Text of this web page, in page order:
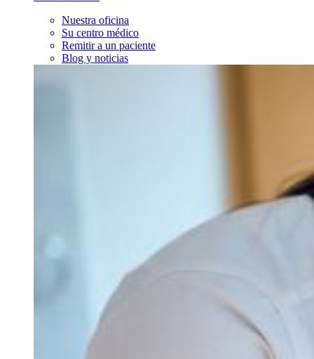
Nuestra oficina
Su centro médico
Remitir a un paciente
Blog y noticias